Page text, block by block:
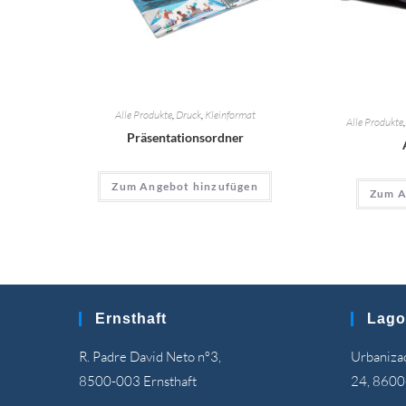
Alle Produkte, Druck, Kleinformat
Präsentationsordner
Zum Angebot hinzufügen
Alle Produkte,
Zum
Ernsthaft
R. Padre David Neto nº3,
8500-003 Ernsthaft
24,